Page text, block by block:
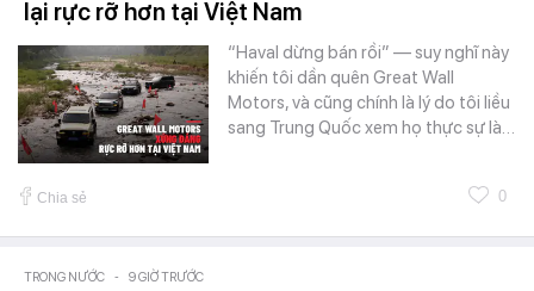
lại rực rỡ hơn tại Việt Nam
“Haval dừng bán rồi” — suy nghĩ này
khiến tôi dần quên Great Wall
Motors, và cũng chính là lý do tôi liều
sang Trung Quốc xem họ thực sự là…
Chia sẻ 0
TRONG NƯỚC - 9 GIỜ TRƯỚC